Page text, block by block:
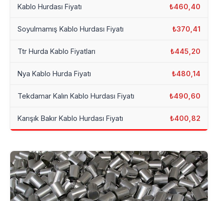
Kablo Hurdası Fiyatı ₺460,40
Soyulmamış Kablo Hurdası Fiyatı ₺370,41
Ttr Hurda Kablo Fiyatları ₺445,20
Nya Kablo Hurda Fiyatı ₺480,14
Tekdamar Kalın Kablo Hurdası Fiyatı ₺490,60
Karışık Bakır Kablo Hurdası Fiyatı ₺400,82